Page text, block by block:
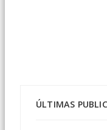
ÚLTIMAS